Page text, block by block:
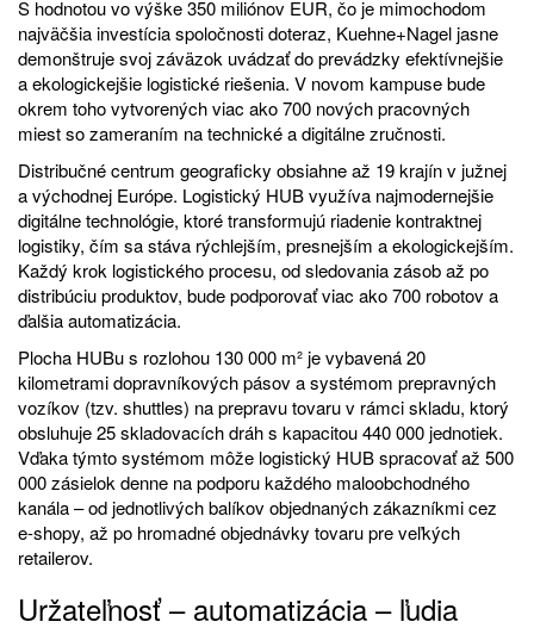
S hodnotou vo výške 350 miliónov EUR, čo je mimochodom
najväčšia investícia spoločnosti doteraz, Kuehne+Nagel jasne
demonštruje svoj záväzok uvádzať do prevádzky efektívnejšie
a ekologickejšie logistické riešenia. V novom kampuse bude
okrem toho vytvorených viac ako 700 nových pracovných
miest so zameraním na technické a digitálne zručnosti.
Distribučné centrum geograficky obsiahne až 19 krajín v južnej
a východnej Európe. Logistický HUB využíva najmodernejšie
digitálne technológie, ktoré transformujú riadenie kontraktnej
logistiky, čím sa stáva rýchlejším, presnejším a ekologickejším.
Každý krok logistického procesu, od sledovania zásob až po
distribúciu produktov, bude podporovať viac ako 700 robotov a
ďalšia automatizácia.
Plocha HUBu s rozlohou 130 000 m² je vybavená 20
kilometrami dopravníkových pásov a systémom prepravných
vozíkov (tzv. shuttles) na prepravu tovaru v rámci skladu, ktorý
obsluhuje 25 skladovacích dráh s kapacitou 440 000 jednotiek.
Vďaka týmto systémom môže logistický HUB spracovať až 500
000 zásielok denne na podporu každého maloobchodného
kanála – od jednotlivých balíkov objednaných zákazníkmi cez
e-shopy, až po hromadné objednávky tovaru pre veľkých
retailerov.
Uržateľnosť – automatizácia – ľudia